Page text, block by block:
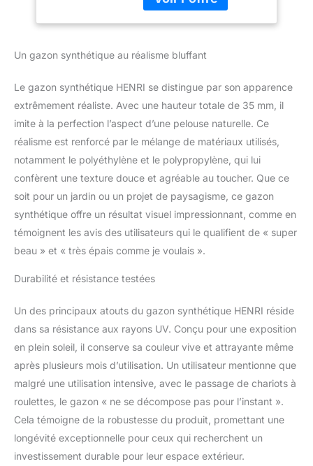
Un gazon synthétique au réalisme bluffant
Le gazon synthétique HENRI se distingue par son apparence
extrêmement réaliste. Avec une hauteur totale de 35 mm, il
imite à la perfection l’aspect d’une pelouse naturelle. Ce
réalisme est renforcé par le mélange de matériaux utilisés,
notamment le polyéthylène et le polypropylène, qui lui
confèrent une texture douce et agréable au toucher. Que ce
soit pour un jardin ou un projet de paysagisme, ce gazon
synthétique offre un résultat visuel impressionnant, comme en
témoignent les avis des utilisateurs qui le qualifient de « super
beau » et « très épais comme je voulais ».
Durabilité et résistance testées
Un des principaux atouts du gazon synthétique HENRI réside
dans sa résistance aux rayons UV. Conçu pour une exposition
en plein soleil, il conserve sa couleur vive et attrayante même
après plusieurs mois d’utilisation. Un utilisateur mentionne que
malgré une utilisation intensive, avec le passage de chariots à
roulettes, le gazon « ne se décompose pas pour l’instant ».
Cela témoigne de la robustesse du produit, promettant une
longévité exceptionnelle pour ceux qui recherchent un
investissement durable pour leur espace extérieur.